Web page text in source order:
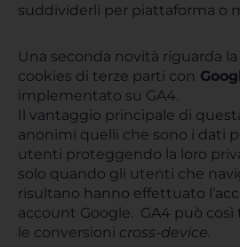
suddividerli per piattaforma o
Una seconda novità riguarda
cookies di terze parti con
implementato su GA4.
Il vantaggio principale di
anonimi quelli che sono i dati
utenti proteggendo la loro
solo quando gli utenti che
risultano hanno effettuato
account Google. GA4 può così
le conversioni cross-device.